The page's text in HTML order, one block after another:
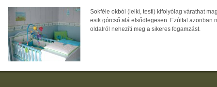
Sokféle okból (lelki, testi) kifolyólag várathat
esik górcső alá elsődlegesen. Ezúttal azonban
oldalról nehezíti meg a sikeres fogamzást.